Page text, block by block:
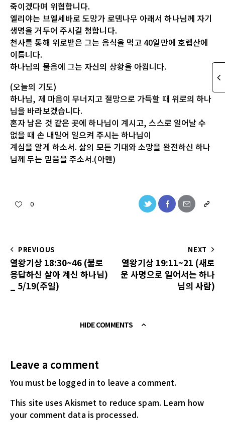
죽이겠다며 위협합니다.
엘리야는 브엘세바로 도망가 로뎀나무 아래서 하나님께 자기
생명을 거두어 주시길 청합니다.
천사를 통해 위로받은 그는 음식을 먹고 40일만에 호렙산에
이릅니다.
하나님의 물음에 그는 자신의 상황을 아룁니다.
(오늘의 기도)
하나님, 제 마음이 무너지고 절망으로 가득할 때 위로의 하나
님을 바라보겠습니다.
혼자 남은 것 같은 곳에 하나님이 계시고, 스스로 일어날 수
없을 때 손 내밀어 일으켜 주시는 하나님이
계심을 알게 하소서. 삶의 모든 기대와 소망을 완전하신 하나
님께 두는 믿음을 주소서.(아멘)
0
PREVIOUS
열왕기상 18:30~46 (불로
응답하신 살아 계신 하나님)
_ 5/19(주일)
NEXT
열왕기상 19:11~21 (새로
운 사명으로 일어서는 하나
님의 사람)
HIDE COMMENTS
Leave a comment
You must be logged in to leave a comment.
This site uses Akismet to reduce spam. Learn how
your comment data is processed.